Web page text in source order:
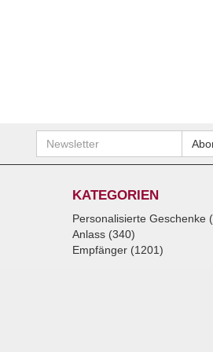
Newsletter
KATEGORIEN
Personalisierte Geschenke
Anlass (340)
Empfänger (1201)